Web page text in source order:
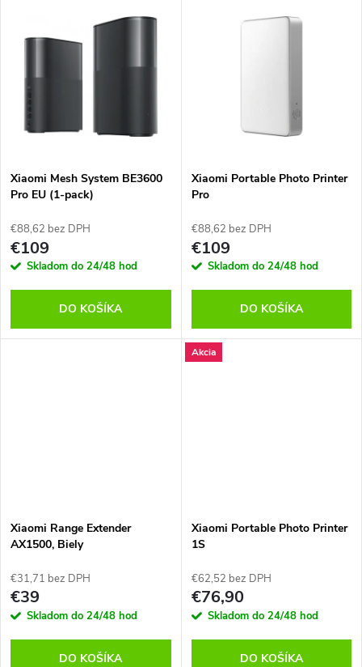
u
k
o
v
o
v
Xiaomi Mesh System BE3600
Pro EU (1-pack)
€88,62 bez DPH
€109
Skladom do 24/48 hod
DO KOŠÍKA
Xiaomi Portable Photo Printer
Pro
€88,62 bez DPH
€109
Skladom do 24/48 hod
DO KOŠÍKA
Xiaomi Range Extender
AX1500, Biely
€31,71 bez DPH
€39
Skladom do 24/48 hod
DO KOŠÍKA
Akcia
Xiaomi Portable Photo Printer
1S
€62,52 bez DPH
€76,90
Skladom do 24/48 hod
DO KOŠÍKA